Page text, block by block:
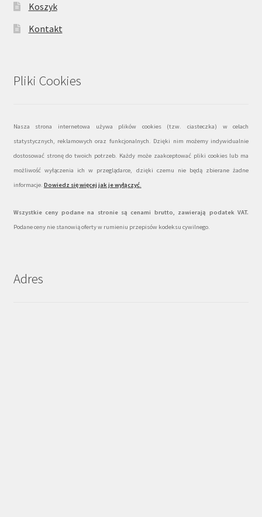
Koszyk
Kontakt
Pliki Cookies
Nasza strona internetowa używa plików cookies (tzw. ciasteczka) w celach
statystycznych, reklamowych oraz funkcjonalnych. Dzięki nim możemy indywidualnie
dostosować stronę do twoich potrzeb. Każdy może zaakceptować pliki cookies lub ma
możliwość wyłączenia ich w przeglądarce, dzięki czemu nie będą zbierane żadne
informacje. Dowiedz się więcej jak je wyłączyć.
Wszystkie ceny podane na stronie są cenami brutto, zawierają podatek VAT.
Podane ceny nie stanowią oferty w rumieniu przepisów kodeksu cywilnego.
Adres